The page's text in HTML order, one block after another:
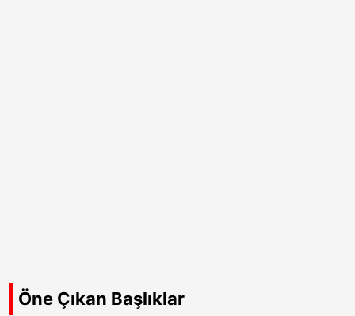
Öne Çıkan Başlıklar